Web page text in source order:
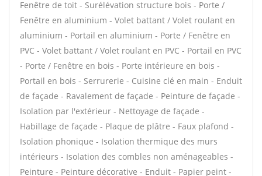
Fenêtre de toit - Surélévation structure bois - Porte /
Fenêtre en aluminium - Volet battant / Volet roulant en
aluminium - Portail en aluminium - Porte / Fenêtre en
PVC - Volet battant / Volet roulant en PVC - Portail en PVC
- Porte / Fenêtre en bois - Porte intérieure en bois -
Portail en bois - Serrurerie - Cuisine clé en main - Enduit
de façade - Ravalement de façade - Peinture de façade -
Isolation par l'extérieur - Nettoyage de façade -
Habillage de façade - Plaque de plâtre - Faux plafond -
Isolation phonique - Isolation thermique des murs
intérieurs - Isolation des combles non aménageables -
Peinture - Peinture décorative - Enduit - Papier peint -